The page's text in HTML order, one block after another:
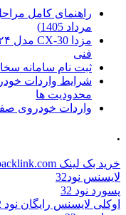
مرداد 1405)
فنی
ثبت نام سامانه
شرایط واردات
محدودیت ها
واردات خودروی
.
خرید بک لینک behtarinbacklink.com
لایسنس نود32
پسورد نود 32
اوکلی لایسنس رایگان نود 32